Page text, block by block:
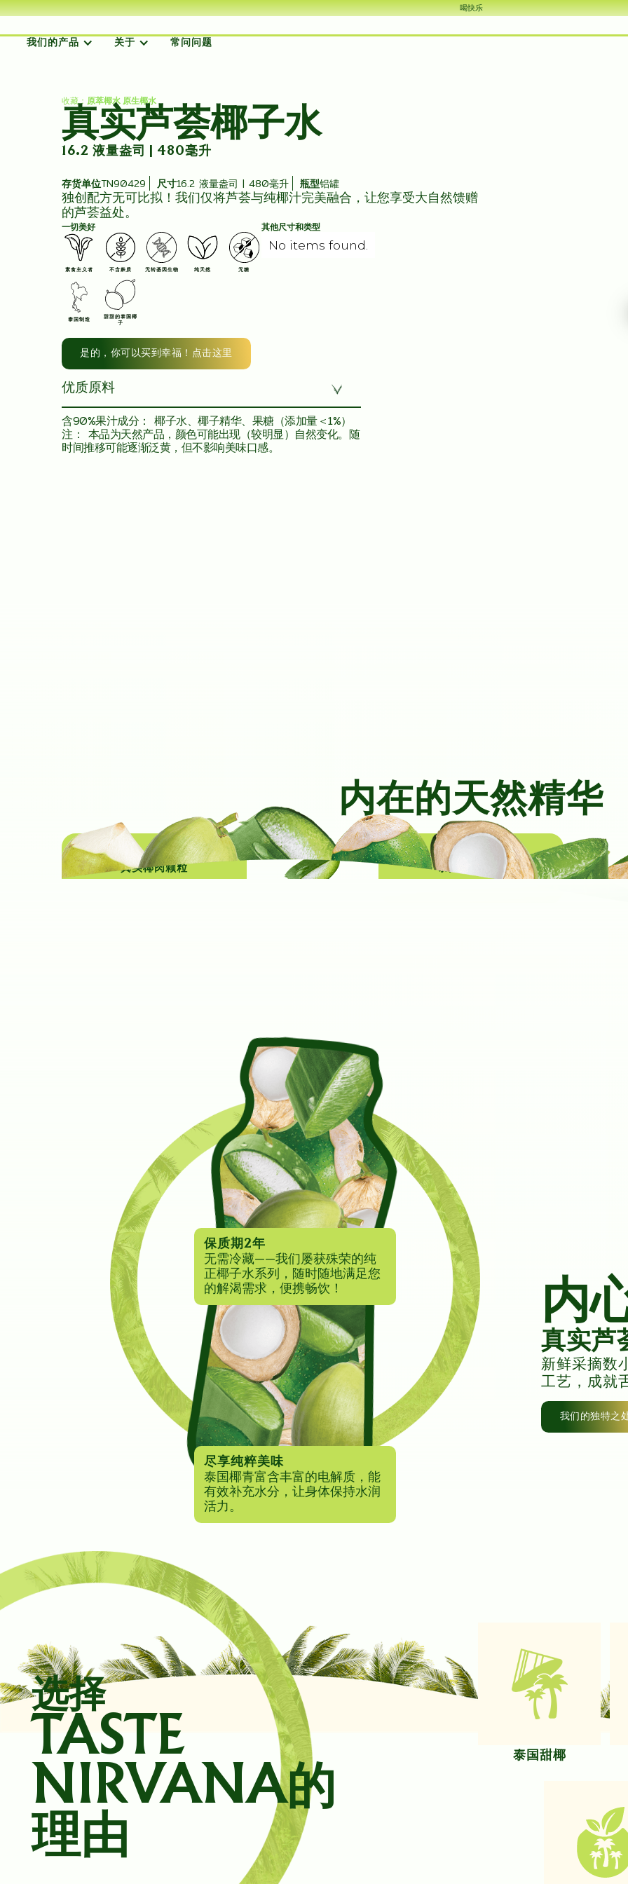
喝快乐
我们的产品 关于 常问问题
收藏： 原萃椰水 原生椰水
真实芦荟椰子水
16.2 液量盎司 | 480毫升
存货单位TN90429 尺寸16.2 液量盎司 | 480毫升 瓶型铝罐
独创配方无可比拟！我们仅将芦荟与纯椰汁完美融合，让您享受大自然馈赠
的芦荟益处。
一切美好
素食主义者 不含麸质 无转基因生物 纯天然 无糖
泰国制造
甜甜的泰国椰
子
其他尺寸和类型
No items found.
是的，你可以买到幸福！点击这里
优质原料
含90%果汁成分： 椰子水、椰子精华、果糖（添加量＜1%）
注： 本品为天然产品，颜色可能出现（较明显）自然变化。随
时间推移可能逐渐泛黄，但不影响美味口感。
内在的天然精华
真实椰肉颗粒 泰国甜椰原料
尽享纯粹美味
泰国椰青富含丰富的电解质，能
有效补充水分，让身体保持水润
活力。
保质期2年
无需冷藏——我们屡获殊荣的纯
正椰子水系列，随时随地满足您
的解渴需求，便携畅饮！ 内
真实芦
新鲜采摘数
工艺，成就
我们的独特之
选择
TASTE
NIRVANA的
理由
泰国甜椰